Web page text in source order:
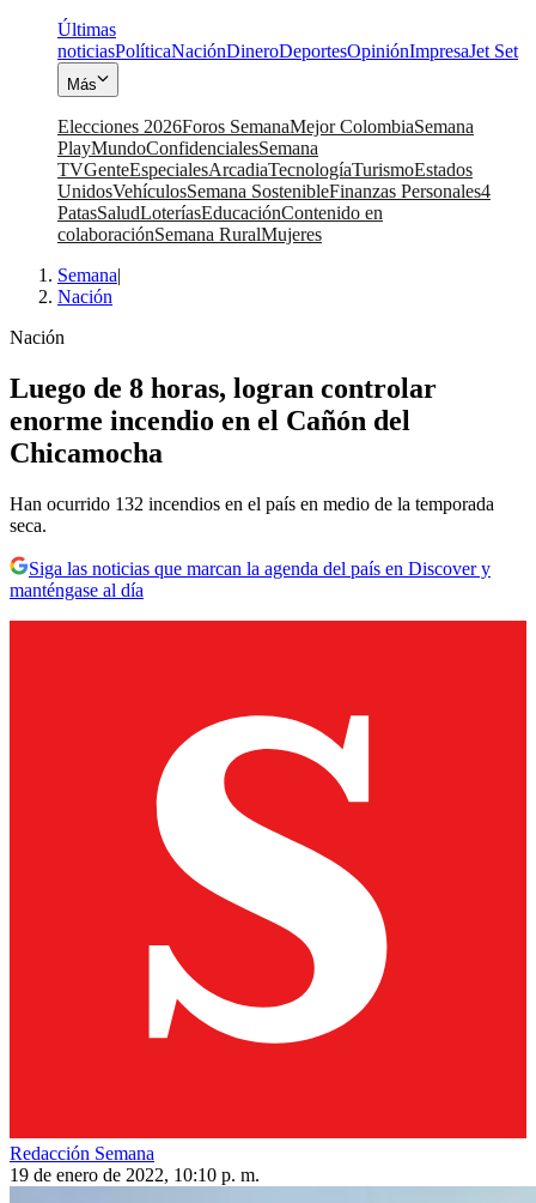
Últimas
noticiasPolíticaNaciónDineroDeportesOpiniónImpresaJet Set
Más
Elecciones 2026Foros SemanaMejor ColombiaSemana
PlayMundoConfidencialesSemana
TVGenteEspecialesArcadiaTecnologíaTurismoEstados
UnidosVehículosSemana SostenibleFinanzas Personales4
PatasSaludLoteríasEducaciónContenido en
colaboraciónSemana RuralMujeres
Semana|
Nación
Nación
Luego de 8 horas, logran controlar
enorme incendio en el Cañón del
Chicamocha
Han ocurrido 132 incendios en el país en medio de la temporada
seca.
Siga las noticias que marcan la agenda del país en Discover y
manténgase al día
Redacción Semana
19 de enero de 2022, 10:10 p. m.